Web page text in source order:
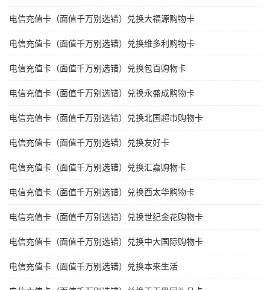
电信充值卡（面值千万别选错）兑换大福源购物卡
电信充值卡（面值千万别选错）兑换维多利购物卡
电信充值卡（面值千万别选错）兑换包百购物卡
电信充值卡（面值千万别选错）兑换永盛成购物卡
电信充值卡（面值千万别选错）兑换北国超市购物卡
电信充值卡（面值千万别选错）兑换友好卡
电信充值卡（面值千万别选错）兑换汇嘉购物卡
电信充值卡（面值千万别选错）兑换西太华购物卡
电信充值卡（面值千万别选错）兑换世纪金花购物卡
电信充值卡（面值千万别选错）兑换中大国际购物卡
电信充值卡（面值千万别选错）兑换本来生活